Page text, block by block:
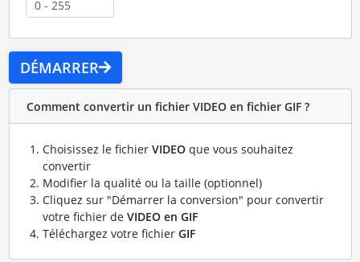
DÉMARRER
Comment convertir un fichier VIDEO en fichier GIF ?
Choisissez le fichier VIDEOque vous souhaitez
convertir
Modifier la qualité ou la taille (optionnel)
Cliquez sur "Démarrer la conversion" pour convertir
votre fichier de VIDEO en GIF
Téléchargez votre fichier GIF